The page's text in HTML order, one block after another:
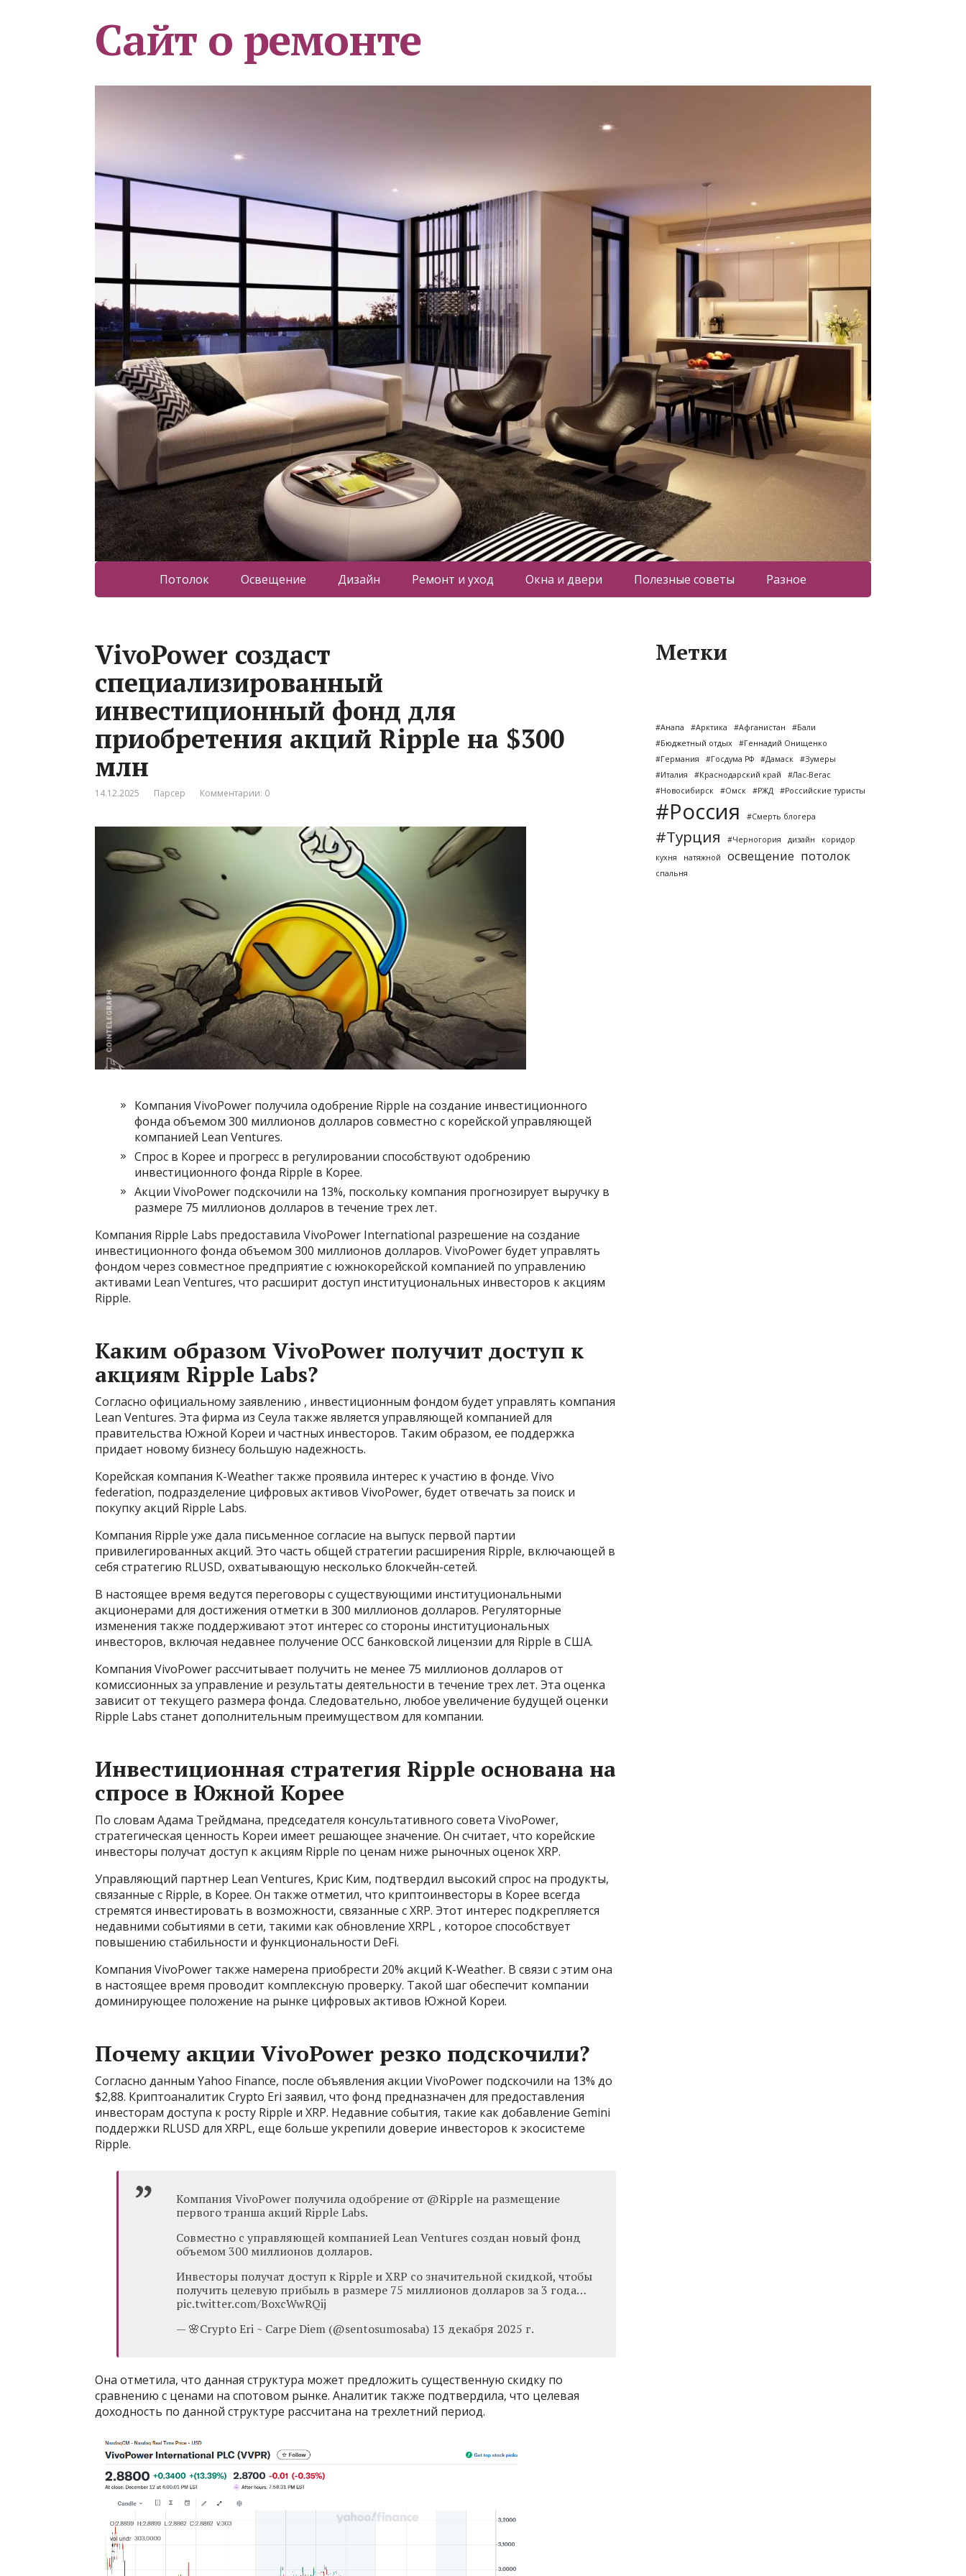
Сайт о ремонте
Потолок Освещение Дизайн Ремонт и уход Окна и двери Полезные советы Разное
VivoPower создаст
специализированный
инвестиционный фонд для
приобретения акций Ripple на $300
млн
14.12.2025 Парсер Комментарии: 0
Компания VivoPower получила одобрение Ripple на создание инвестиционного
фонда объемом 300 миллионов долларов совместно с корейской управляющей
компанией Lean Ventures.
Спрос в Корее и прогресс в регулировании способствуют одобрению
инвестиционного фонда Ripple в Корее.
Акции VivoPower подскочили на 13%, поскольку компания прогнозирует выручку в
размере 75 миллионов долларов в течение трех лет.
Компания Ripple Labs предоставила VivoPower International разрешение на создание
инвестиционного фонда объемом 300 миллионов долларов. VivoPower будет управлять
фондом через совместное предприятие с южнокорейской компанией по управлению
активами Lean Ventures, что расширит доступ институциональных инвесторов к акциям
Ripple.
Каким образом VivoPower получит доступ к
акциям Ripple Labs?
Согласно официальному заявлению , инвестиционным фондом будет управлять компания
Lean Ventures. Эта фирма из Сеула также является управляющей компанией для
правительства Южной Кореи и частных инвесторов. Таким образом, ее поддержка
придает новому бизнесу большую надежность.
Корейская компания K-Weather также проявила интерес к участию в фонде. Vivo
federation, подразделение цифровых активов VivoPower, будет отвечать за поиск и
покупку акций Ripple Labs.
Компания Ripple уже дала письменное согласие на выпуск первой партии
привилегированных акций. Это часть общей стратегии расширения Ripple, включающей в
себя стратегию RLUSD, охватывающую несколько блокчейн-сетей.
В настоящее время ведутся переговоры с существующими институциональными
акционерами для достижения отметки в 300 миллионов долларов. Регуляторные
изменения также поддерживают этот интерес со стороны институциональных
инвесторов, включая недавнее получение OCC банковской лицензии для Ripple в США.
Компания VivoPower рассчитывает получить не менее 75 миллионов долларов от
комиссионных за управление и результаты деятельности в течение трех лет. Эта оценка
зависит от текущего размера фонда. Следовательно, любое увеличение будущей оценки
Ripple Labs станет дополнительным преимуществом для компании.
Инвестиционная стратегия Ripple основана на
спросе в Южной Корее
По словам Адама Трейдмана, председателя консультативного совета VivoPower,
стратегическая ценность Кореи имеет решающее значение. Он считает, что корейские
инвесторы получат доступ к акциям Ripple по ценам ниже рыночных оценок XRP.
Управляющий партнер Lean Ventures, Крис Ким, подтвердил высокий спрос на продукты,
связанные с Ripple, в Корее. Он также отметил, что криптоинвесторы в Корее всегда
стремятся инвестировать в возможности, связанные с XRP. Этот интерес подкрепляется
недавними событиями в сети, такими как обновление XRPL , которое способствует
повышению стабильности и функциональности DeFi.
Компания VivoPower также намерена приобрести 20% акций K-Weather. В связи с этим она
в настоящее время проводит комплексную проверку. Такой шаг обеспечит компании
доминирующее положение на рынке цифровых активов Южной Кореи.
Почему акции VivoPower резко подскочили?
Согласно данным Yahoo Finance, после объявления акции VivoPower подскочили на 13% до
$2,88. Криптоаналитик Crypto Eri заявил, что фонд предназначен для предоставления
инвесторам доступа к росту Ripple и XRP. Недавние события, такие как добавление Gemini
поддержки RLUSD для XRPL, еще больше укрепили доверие инвесторов к экосистеме
Ripple.
Компания VivoPower получила одобрение от @Ripple на размещение
первого транша акций Ripple Labs.
Совместно с управляющей компанией Lean Ventures создан новый фонд
объемом 300 миллионов долларов.
Инвесторы получат доступ к Ripple и XRP со значительной скидкой, чтобы
получить целевую прибыль в размере 75 миллионов долларов за 3 года…
pic.twitter.com/BoxcWwRQij
— 🌸Crypto Eri ~ Carpe Diem (@sentosumosaba) 13 декабря 2025 г.
Она отметила, что данная структура может предложить существенную скидку по
сравнению с ценами на спотовом рынке. Аналитик также подтвердила, что целевая
доходность по данной структуре рассчитана на трехлетний период.
Метки
#Анапа #Арктика #Афганистан
#Бали
#Бюджетный отдых
#Геннадий Онищенко
#Германия
#Госдума РФ #Дамаск
#Зумеры
#Италия
#Краснодарский край
#Лас-Вегас
#Новосибирск
#Омск #РЖД #Российские туристы
#Россия #Смерть блогера
#Турция #Черногория дизайн
коридор
кухня
натяжной освещение потолок
спальня